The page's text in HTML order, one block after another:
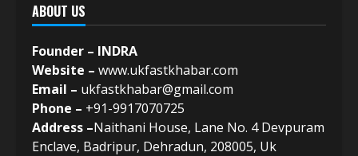
ABOUT US
Founder – INDRA
Website – www.ukfastkhabar.com
Email – ukfastkhabar@gmail.com
Phone – +91-9917070725
Address –Naithani House, Lane No. 4 Devpuram
Enclave, Badripur, Dehradun, 208005, Uk